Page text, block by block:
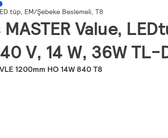
tüp, EM/Şebeke Beslemeli, T8
Value,
V, 14 W, 36W
1200mm HO 14W 840 T8